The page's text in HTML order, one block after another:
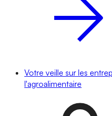
Votre veille sur les
l'agroalimentaire